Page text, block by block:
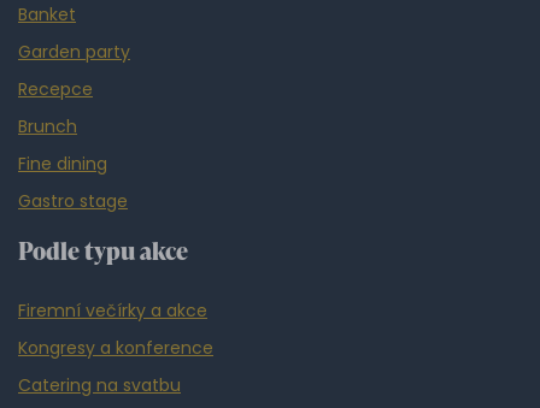
Banket
Garden party
Recepce
Brunch
Fine dining
Gastro stage
Podle typu akce
Firemní večírky a akce
Kongresy a konference
Catering na svatbu